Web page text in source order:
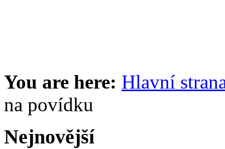
You are here: Hlavní
na povídku
Nejnovější